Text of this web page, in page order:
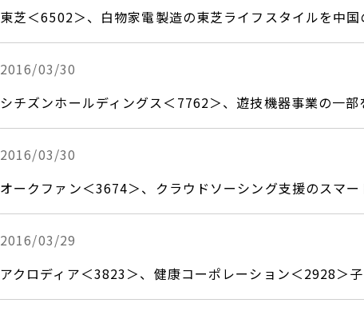
東芝＜6502＞、白物家電製造の東芝ライフスタイルを中
2016/03/30
シチズンホールディングス＜7762＞、遊技機器事業の一
2016/03/30
オークファン＜3674＞、クラウドソーシング支援のスマ
2016/03/29
アクロディア＜3823＞、健康コーポレーション＜2928＞